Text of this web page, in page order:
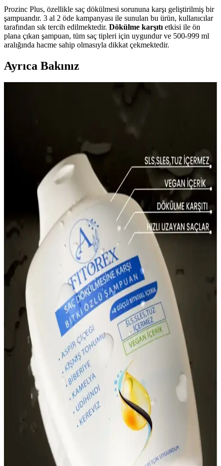
Prozinc Plus, özellikle saç dökülmesi sorununa karşı geliştirilmiş bir
şampuandır. 3 al 2 öde kampanyası ile sunulan bu ürün, kullanıcılar
tarafından sık tercih edilmektedir. Dökülme karşıtı etkisi ile ön
plana çıkan şampuan, tüm saç tipleri için uygundur ve 500-999 ml
aralığında hacme sahip olmasıyla dikkat çekmektedir.
Ayrıca Bakınız
dökülmesine karşı etkili, kullanımı kolay ve vegan formülüyle saç
sağlığını destekleyen bir saç bakım ürünüdür.
Aizen Kolajen Biotin Şampuanı: Saç Sağlığını
Destekleyen Güçlü Formül ve Kullanıcı Deneyimleri
Aizen kolajen biotin şampuanı, saçların elastikiyetini artırır,
dökülmeyi engeller ve parlaklık sağlar. Düzenli kullanımda sağlıklı
ve güçlü saçlara ulaşmanıza yardımcı olur.
LAND OF MYTH Siyah Silikon Saç Derisi Masaj
Fırçası Sağlıklı Saçlar İçin Uygun Bir Bakım Aracı
LAND OF MYTH silikon dişli saç derisi masaj fırçası, nazikçe
masaj yapar, saç derisini temizler ve kepek ile saç dökülmesini
azaltır, saçlarınızın sağlığını destekler.
Şampuan Kullanımının Azaltılmasının Saç ve Saç
Derisi Sağlığı Üzerindeki Etkileri
Şampuan kullanımının azaltılması saçta yağ birikimine ve
topaklanmaya yol açabilir. Bu durum saç derisinde iltihap ve mantar
çoğalmasına sebep olarak kaşıntı ve dökülmeye neden olabilir.
Düzenli temizlik önemlidir.
2023 Güncel Saç Dökülmesine Karşı Bakım
Yöntemleri ve Modern Çözümler
2023 yılında saç dökülmesine karşı kullanılan modern ve doğal
bakım yöntemleri, kişisel ihtiyaçlara uygun ürünler ve teknolojik
çözümlerle saç sağlığını destekler.
2023 Yılında Saç Dökülmesine Karşı Etkili
Şampuan ve Bakım Yöntemleri